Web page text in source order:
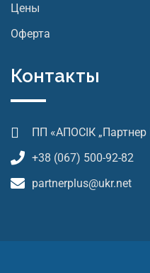
Цены
Оферта
Контакты
ПП «АПОСІК „Партнер
+38 (067) 500-92-82
partnerplus@ukr.net